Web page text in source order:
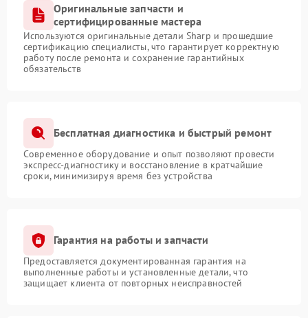
Оригинальные запчасти и
сертифицированные мастера
Используются оригинальные детали Sharp и прошедшие
сертификацию специалисты, что гарантирует корректную
работу после ремонта и сохранение гарантийных
обязательств
Бесплатная диагностика и быстрый ремонт
Современное оборудование и опыт позволяют провести
экспресс-диагностику и восстановление в кратчайшие
сроки, минимизируя время без устройства
Гарантия на работы и запчасти
Предоставляется документированная гарантия на
выполненные работы и установленные детали, что
защищает клиента от повторных неисправностей